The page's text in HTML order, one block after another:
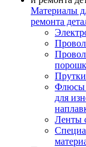
Материалы
ремонта
Флюсы
для
Ленты